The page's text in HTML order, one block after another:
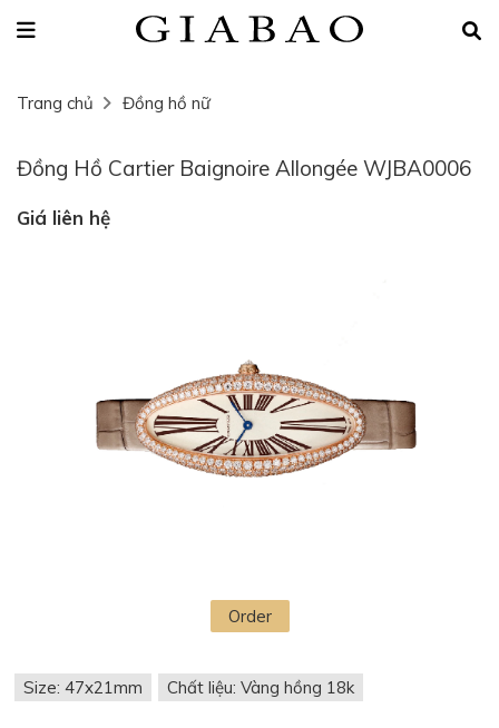
Trang chủ Đồng hồ nữ
Đồng Hồ Cartier Baignoire Allongée WJBA0006
Giá liên hệ
Order
Size: 47x21mm Chất liệu: Vàng hồng 18k